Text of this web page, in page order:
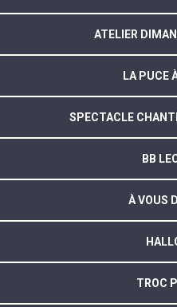
ATELIER
LA PUCE
SPECTACLE
BB
À VOUS
TROC